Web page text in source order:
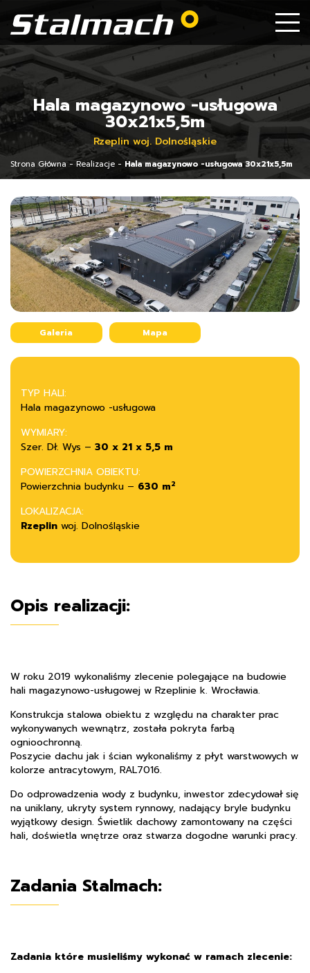
Hala magazynowo -usługowa
30x21x5,5m
Rzeplin woj. Dolnośląskie
Strona Główna- Realizacje - Hala magazynowo -usługowa 30x21x5,5m
Galeria Mapa
TYP HALI:
Hala magazynowo -usługowa
WYMIARY:
Szer. Dł. Wys – 30 x 21 x 5,5 m
POWIERZCHNIA OBIEKTU:
Powierzchnia budynku – 630 m2
LOKALIZACJA:
Rzeplin woj. Dolnośląskie
Opis realizacji:
W roku 2019 wykonaliśmy zlecenie polegające na budowie
hali magazynowo-usługowej w Rzeplinie k. Wrocławia.
Konstrukcja stalowa obiektu z względu na charakter prac
wykonywanych wewnątrz, została pokryta farbą
ognioochronną.
Poszycie dachu jak i ścian wykonaliśmy z płyt warstwowych w
kolorze antracytowym, RAL7016.
Do odprowadzenia wody z budynku, inwestor zdecydował się
na uniklany, ukryty system rynnowy, nadający bryle budynku
wyjątkowy design. Świetlik dachowy zamontowany na części
hali, doświetla wnętrze oraz stwarza dogodne warunki pracy.
Zadania Stalmach:
Zadania które musieliśmy wykonać w ramach zlecenie: